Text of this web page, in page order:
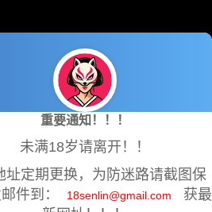
重要通知！！！
未满18岁请离开！！
址定期更换，为防迷路请截图保
件到：
18senlin@gmail.com
获最